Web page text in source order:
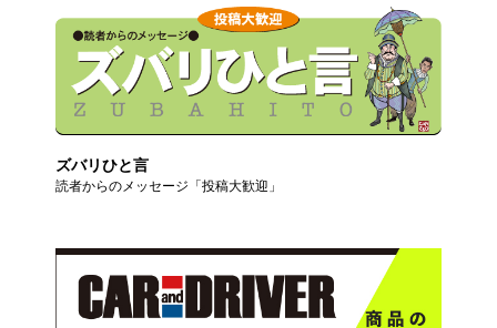
ズバリひと言
読者からのメッセージ「投稿大歓迎」